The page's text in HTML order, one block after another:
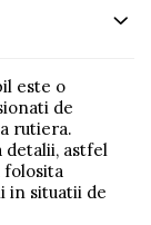
este o
de
rutiera.
detalii, astfel
folosita
in situatii de